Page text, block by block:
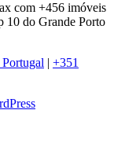
com +456 imóveis
10 do Grande Porto
| +351